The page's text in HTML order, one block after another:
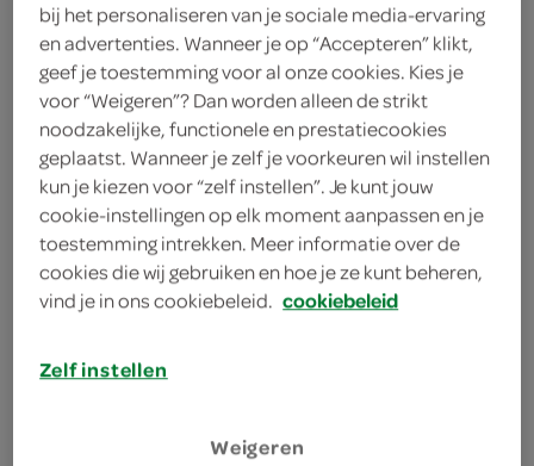
breng zon in je dag met elke SPAR Bollo
Perssinaasappel
Spaanse zon in eigen keuken
rijk aan vitamine C, direct klaar
dagelijks gemak met oranje twist
Zonnig zoet: de SPAR Bollo perssinaasappels Breng
bij het personaliseren van je sociale media-ervaring
en advertenties. Wanneer je op “Accepteren” klikt,
geef je toestemming voor al onze cookies. Kies je
voor “Weigeren”? Dan worden alleen de strikt
noodzakelijke, functionele en prestatiecookies
geplaatst. Wanneer je zelf je voorkeuren wil instellen
kun je kiezen voor “zelf instellen”. Je kunt jouw
cookie-instellingen op elk moment aanpassen en je
toestemming intrekken. Meer informatie over de
cookies die wij gebruiken en hoe je ze kunt beheren,
vind je in ons cookiebeleid. cookiebeleid
Zelf instellen
Weigeren